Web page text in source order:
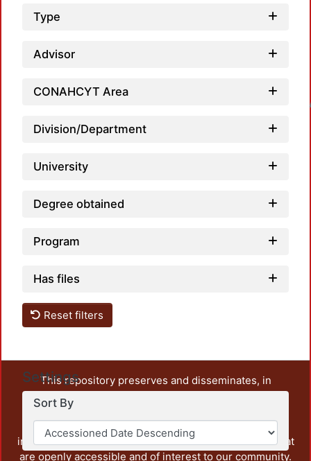
Type
Advisor
CONAHCYT Area
Division/Department
University
Degree obtained
Program
Has files
Reset filters
Settings
Sort By
This repository preserves and disseminates, in
unrestricted open access, the teaching and research
output of UAM Azcapotzalco. It also includes some
administrative and graphic documents from the
institution, as well as content from other institutions that
are openly accessible and of interest to our community.